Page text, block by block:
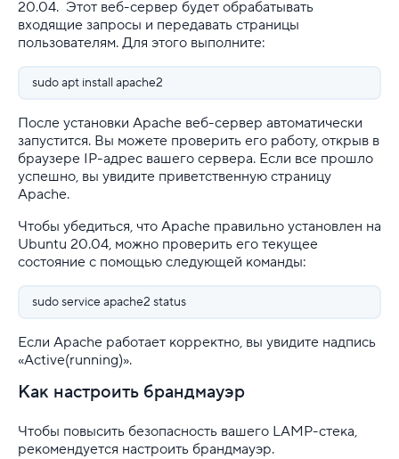
20.04. Этот веб-сервер будет обрабатывать
входящие запросы и передавать страницы
пользователям. Для этого выполните:
sudo apt install apache2
После установки Apache веб-сервер автоматически
запустится. Вы можете проверить его работу, открыв в
браузере IP-адрес вашего сервера. Если все прошло
успешно, вы увидите приветственную страницу
Apache.
Чтобы убедиться, что Apache правильно установлен на
Ubuntu 20.04, можно проверить его текущее
состояние с помощью следующей команды:
sudo service apache2 status
Если Apache работает корректно, вы увидите надпись
«Active(running)».
Как настроить брандмауэр
Чтобы повысить безопасность вашего LAMP-стека,
рекомендуется настроить брандмауэр.